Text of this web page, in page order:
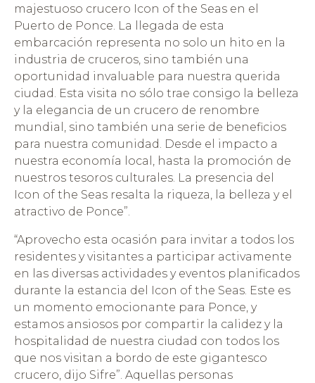
majestuoso crucero Icon of the Seas en el
Puerto de Ponce. La llegada de esta
embarcación representa no solo un hito en la
industria de cruceros, sino también una
oportunidad invaluable para nuestra querida
ciudad. Esta visita no sólo trae consigo la belleza
y la elegancia de un crucero de renombre
mundial, sino también una serie de beneficios
para nuestra comunidad. Desde el impacto a
nuestra economía local, hasta la promoción de
nuestros tesoros culturales. La presencia del
Icon of the Seas resalta la riqueza, la belleza y el
atractivo de Ponce”.
“Aprovecho esta ocasión para invitar a todos los
residentes y visitantes a participar activamente
en las diversas actividades y eventos planificados
durante la estancia del Icon of the Seas. Este es
un momento emocionante para Ponce, y
estamos ansiosos por compartir la calidez y la
hospitalidad de nuestra ciudad con todos los
que nos visitan a bordo de este gigantesco
crucero, dijo Sifre”. Aquellas personas